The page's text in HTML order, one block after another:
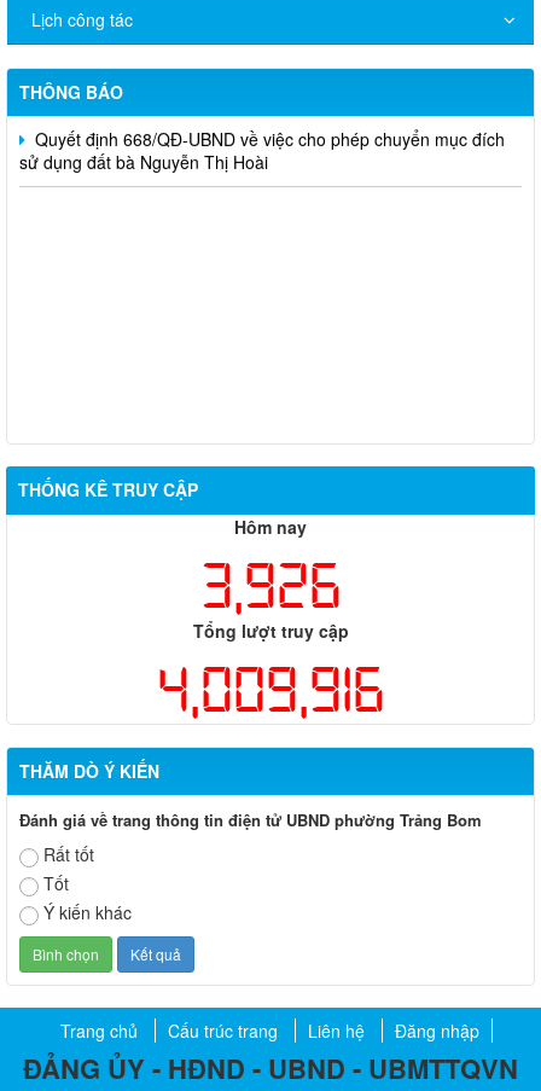
Lịch công tác
THÔNG BÁO
Quyết định 669/QĐ-UBND Phê duyệt điều chỉnh tổng thể quy
hoạch chi tiết tỷ lệ 1/500 Phân hiệu Trường Đại học Lâm nghiệp
tại tỉnh Đồng Nai
Quyết định 668/QĐ-UBND về việc cho phép chuyển mục đích
sử dụng đất bà Nguyễn Thị Hoài
THỐNG KÊ TRUY CẬP
Hôm nay
3,926
Tổng lượt truy cập
4,009,916
THĂM DÒ Ý KIẾN
Đánh giá về trang thông tin điện tử UBND phường Trảng Bom
Rất tốt
Tốt
Ý kiến khác
Trang chủ Cấu trúc trang Liên hệ Đăng nhập
ĐẢNG ỦY - HĐND - UBND - UBMTTQVN